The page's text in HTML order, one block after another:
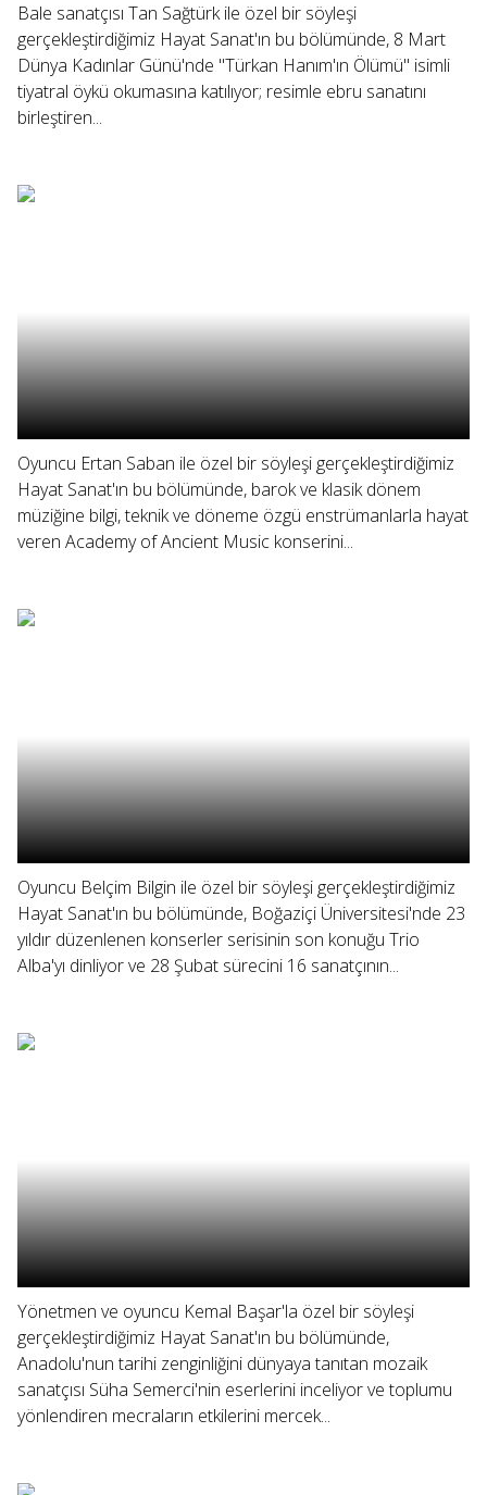
Bale sanatçısı Tan Sağtürk ile özel bir söyleşi
gerçekleştirdiğimiz Hayat Sanat'ın bu bölümünde, 8 Mart
Dünya Kadınlar Günü'nde "Türkan Hanım'ın Ölümü" isimli
tiyatral öykü okumasına katılıyor; resimle ebru sanatını
birleştiren...
Oyuncu Ertan Saban ile özel bir söyleşi gerçekleştirdiğimiz
Hayat Sanat'ın bu bölümünde, barok ve klasik dönem
müziğine bilgi, teknik ve döneme özgü enstrümanlarla hayat
veren Academy of Ancient Music konserini...
Oyuncu Belçim Bilgin ile özel bir söyleşi gerçekleştirdiğimiz
Hayat Sanat'ın bu bölümünde, Boğaziçi Üniversitesi'nde 23
yıldır düzenlenen konserler serisinin son konuğu Trio
Alba'yı dinliyor ve 28 Şubat sürecini 16 sanatçının...
Yönetmen ve oyuncu Kemal Başar'la özel bir söyleşi
gerçekleştirdiğimiz Hayat Sanat'ın bu bölümünde,
Anadolu'nun tarihi zenginliğini dünyaya tanıtan mozaik
sanatçısı Süha Semerci'nin eserlerini inceliyor ve toplumu
yönlendiren mecraların etkilerini mercek...